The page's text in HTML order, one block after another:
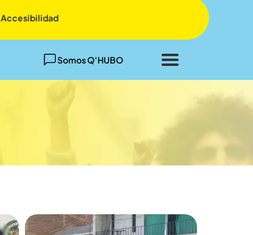
Accesibilidad
Somos Q’HUBO
Cerrar